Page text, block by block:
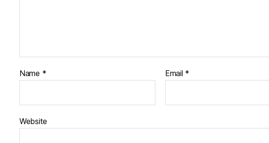
Name * Email *
Website